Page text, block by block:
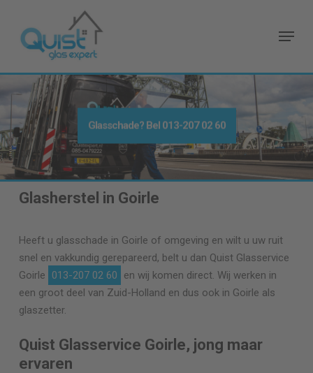
main
Menu
Glasschade? Bel 013-207 02 60
Glasherstel in Goirle
Heeft u glasschade in Goirle of omgeving en wilt u uw ruit
snel en vakkundig gerepareerd, belt u dan Quist Glasservice
Goirle
013-207 02 60
en wij komen direct. Wij werken in
een groot deel van Zuid-Holland en dus ook in Goirle als
glaszetter.
Quist Glasservice Goirle, jong maar
ervaren